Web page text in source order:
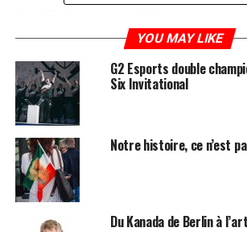
DESCRIPTION
Origine:Le camélia (Camellia japonica
Japon est un superbe arbrisseau
persistantes, pouvant atteindre 15 m de
d’envergure qui nous vient d’Extrême-
longuement sélectionné, en particulier
Samouraïs dont il était l’emblème et
«Higo» à fleurs simples sont l’exemple
YOU MAY LIKE
G2 Esports double
Six Invitational
Notre histoire, ce n’est
Du Kanada de Berlin à